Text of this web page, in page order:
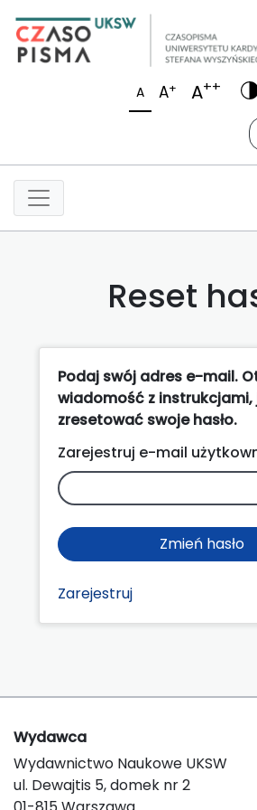
A A+ A++
Reset
Podaj swój adres e-mail.
wiadomość z instrukcjami,
zresetować swoje hasło.
Zarejestruj e-mail
Zmień hasło
Zarejestruj
Wydawca
Wydawnictwo Naukowe UKSW
ul. Dewajtis 5, domek nr 2